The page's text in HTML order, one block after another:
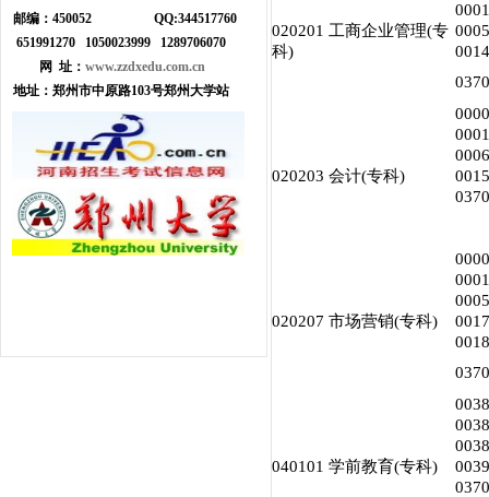
邮编：450052 QQ:344517760
651991270 1050023999
1289706070
网 址： www.zzdxedu.com.cn
地址： 郑州市中原路103号郑州大学站
020201 工商企业管理(专
科)
020203 会计(专科)
020207 市场营销(专科)
040101 学前教育(专科)